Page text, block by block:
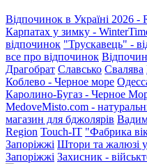
Відпочинок в Україні 2026 -
Карпатах у зимку -
відпочинок "Трускавець" -
все про відпочинок
Драгобрат Славсько Свалява
Коблево - Черное море
Каролино-Бугаз - Черное
MedoveMisto.com -
магазин для бджолярів
Region Touch-IT "Фабрика
Запоріжжі Штори та жалюзі
Запоріжжі Захисник -